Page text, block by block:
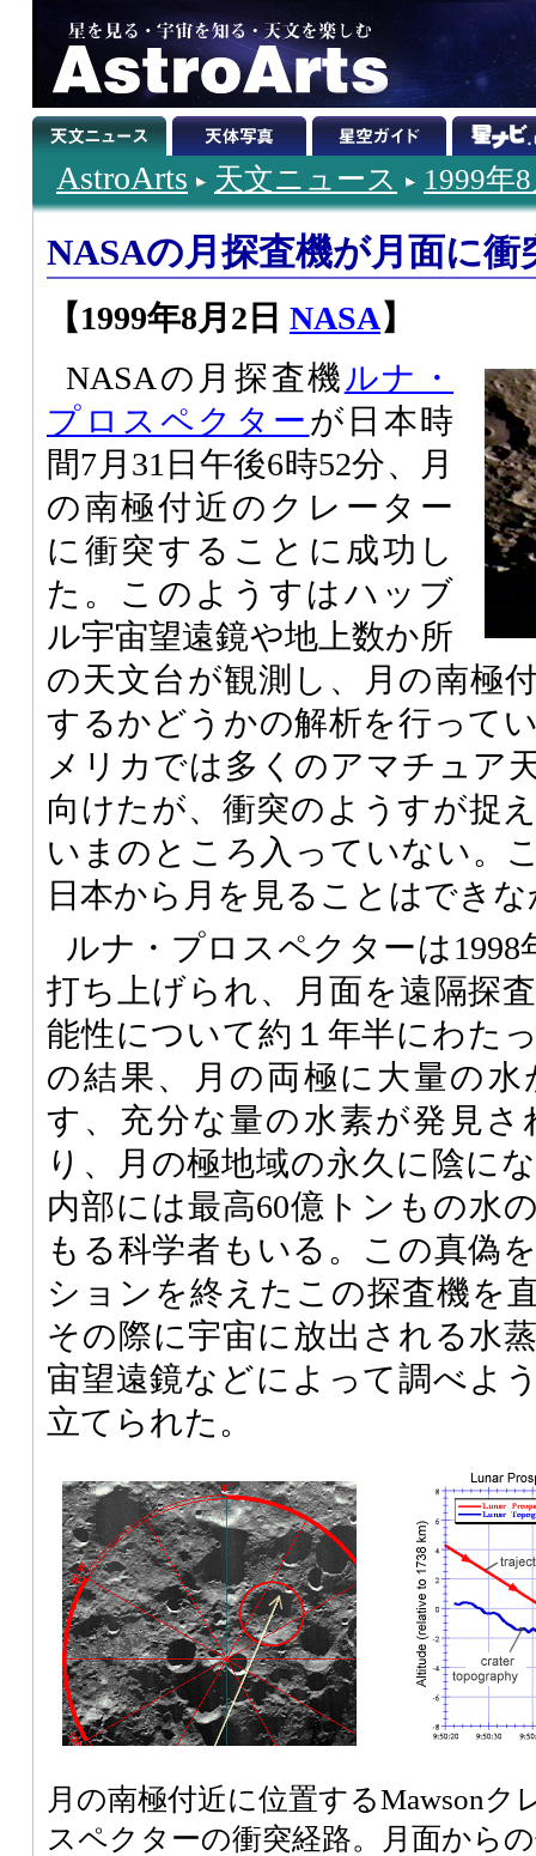
AstroArts 天文ニュース 1999年
NASAの月探査機が月面に衝
【1999年8月2日 NASA】
NASAの月探査機 ルナ・
プロスペクターが日本時
間7月31日午後6時52分、月
の南極付近のクレーター
に衝突することに成功し
た。このようすはハッブ
ル宇宙望遠鏡や地上数か所
の天文台が観測し、月の南極
するかどうかの解析を行って
メリカでは多くのアマチュア
向けたが、衝突のようすが捉
いまのところ入っていない。
日本から月を見ることはでき
ルナ・プロスペクターは1998
打ち上げられ、月面を遠隔探
能性について約１年半にわた
の結果、月の両極に大量の
す、充分な量の水素が発見
り、月の極地域の永久に陰に
内部には最高60億トンもの水
もる科学者もいる。この真偽
ションを終えたこの探査機を
その際に宇宙に放出される水
宙望遠鏡などによって調べよ
立てられた。
月の南極付近に位置するMawson
スペクターの衝突経路。月面から